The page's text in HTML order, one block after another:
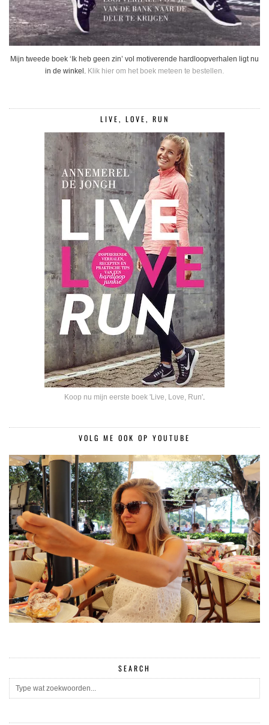
Mijn tweede boek ‘Ik heb geen zin’ vol motiverende hardloopverhalen ligt nu
in de winkel. Klik hier om het boek meteen te bestellen.
LIVE, LOVE, RUN
Koop nu mijn eerste boek 'Live, Love, Run'.
VOLG ME OOK OP YOUTUBE
SEARCH